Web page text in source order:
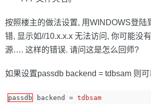
按照楼主的做法设置, 用WINDOWS登陆
错, 显示如//10.x.x.x 无法访问, 你可能没
源…. 这样的错误. 请问这是怎么回师?
如果设置passdb backend = tdbsam 则可
passdb backend = tdbsam